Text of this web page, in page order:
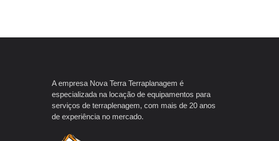
A empresa Nova Terra Terraplanagem é
especializada na locação de equipamentos para
serviços de terraplenagem, com mais de 20 anos
de experiência no mercado.